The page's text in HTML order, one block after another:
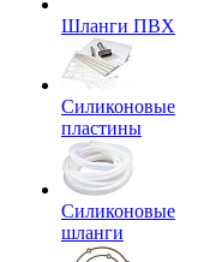
Шланги ПВХ
Силиконовые
пластины
Силиконовые
шланги